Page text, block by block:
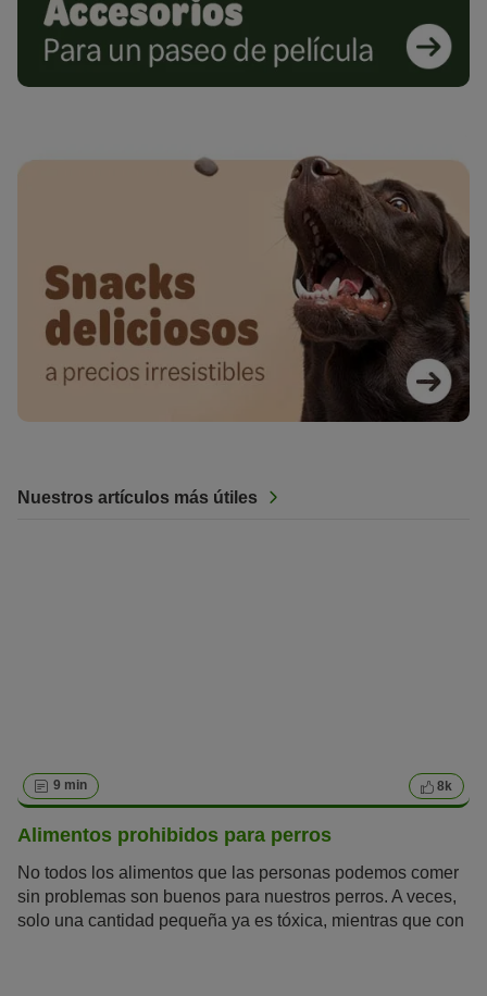
Nuestros artículos más útiles
9 min 8k
Alimentos prohibidos para perros
No todos los alimentos que las personas podemos comer
sin problemas son buenos para nuestros perros. A veces,
solo una cantidad pequeña ya es tóxica, mientras que con